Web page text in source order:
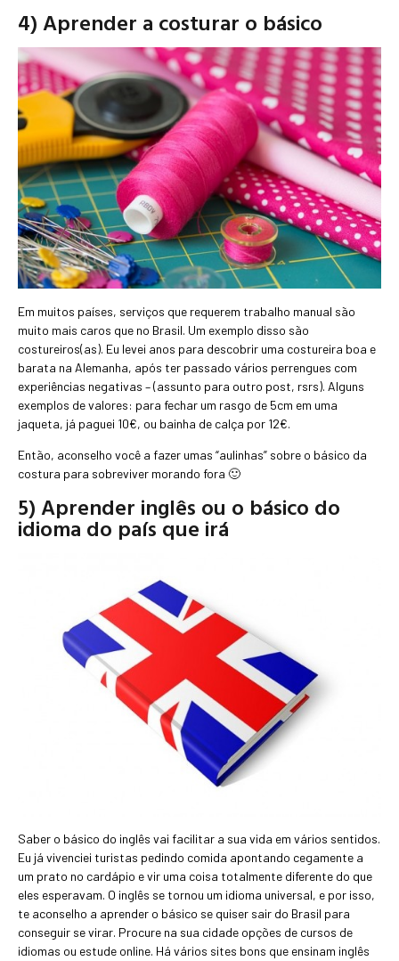
4) Aprender a costurar o básico
Em muitos países, serviços que requerem trabalho manual são
muito mais caros que no Brasil. Um exemplo disso são
costureiros(as). Eu levei anos para descobrir uma costureira boa e
barata na Alemanha, após ter passado vários perrengues com
experiências negativas – (assunto para outro post, rsrs). Alguns
exemplos de valores: para fechar um rasgo de 5cm em uma
jaqueta, já paguei 10€, ou bainha de calça por 12€.
Então, aconselho você a fazer umas “aulinhas” sobre o básico da
costura para sobreviver morando fora 🙂
5) Aprender inglês ou o básico do
idioma do país que irá
Saber o básico do inglês vai facilitar a sua vida em vários sentidos.
Eu já vivenciei turistas pedindo comida apontando cegamente a
um prato no cardápio e vir uma coisa totalmente diferente do que
eles esperavam. O inglês se tornou um idioma universal, e por isso,
te aconselho a aprender o básico se quiser sair do Brasil para
conseguir se virar. Procure na sua cidade opções de cursos de
idiomas ou estude online. Há vários sites bons que ensinam inglês